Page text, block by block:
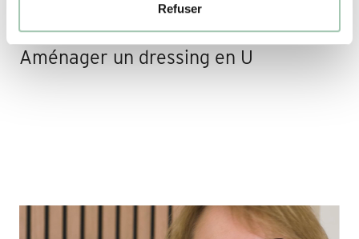
Refuser
Aménager un dressing en U